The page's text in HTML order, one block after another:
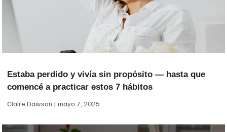
Estaba perdido y vivía sin propósito — hasta que
comencé a practicar estos 7 hábitos
Claire Dawson mayo 7, 2025